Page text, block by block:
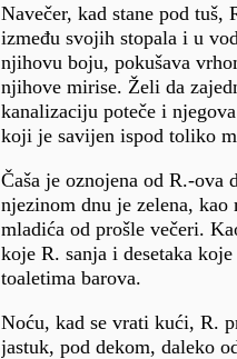
Navečer, kad stane pod tuš,
između svojih stopala i u
njihovu boju, pokušava
njihove mirise. Želi da
kanalizaciju poteče i
koji je savijen ispod toliko
Čaša je oznojena od R.-ova
njezinom dnu je zelena,
mladića od prošle večeri.
koje R. sanja i desetaka
toaletima barova.
Noću, kad se vrati kući, R.
jastuk, pod dekom, daleko